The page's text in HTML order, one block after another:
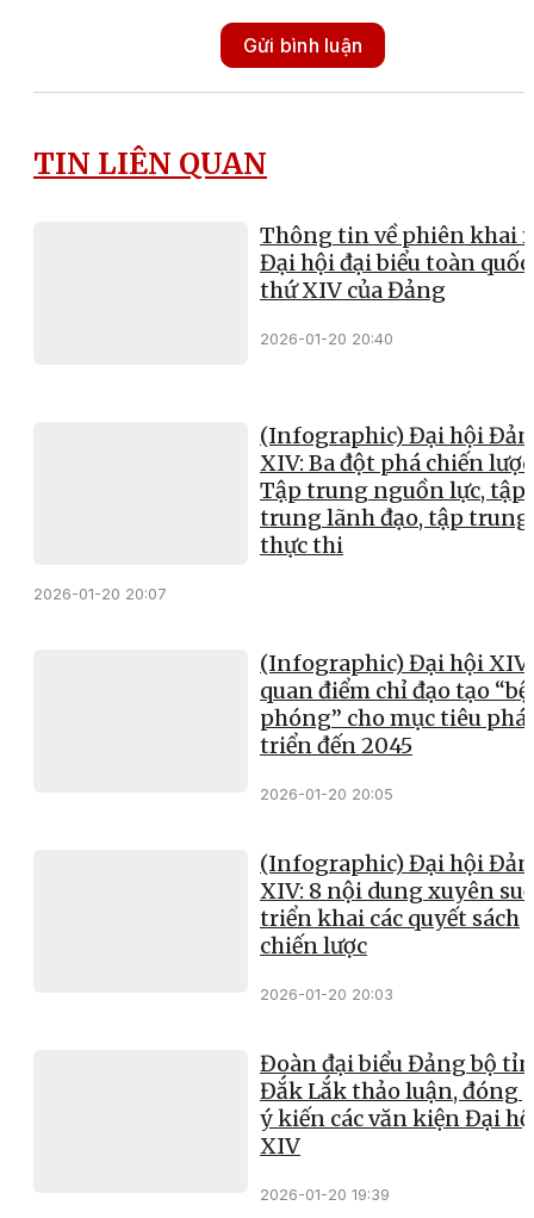
Gửi bình luận
TIN LIÊN QUAN
Thông tin về phiên khai
Đại hội đại biểu toàn
thứ XIV của Đảng
2026-01-20 20:40
(Infographic) Đại hội
XIV: Ba đột phá chiến
Tập trung nguồn lực, tập
trung lãnh đạo, tập trung
thực thi
2026-01-20 20:07
(Infographic) Đại hội XIV:
quan điểm chỉ đạo tạo “bệ
phóng” cho mục tiêu
triển đến 2045
2026-01-20 20:05
(Infographic) Đại hội
XIV: 8 nội dung xuyên
triển khai các quyết sách
chiến lược
2026-01-20 20:03
Đoàn đại biểu Đảng bộ
Đắk Lắk thảo luận, đóng
ý kiến các văn kiện Đại
XIV
2026-01-20 19:39